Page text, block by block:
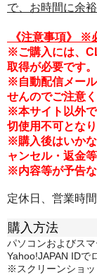
で、お時間に余
《注意事項》
※
※ご購入には、
取得が必要です。
※自動配信メー
せんのでご注意く
※本サイト以外
切使用不可とな
※購入後はいか
ャンセル・返金
※内容等が予告な
定休日、営業時間
購入方法
パソコンおよびスマ
Yahoo!JAPAN IDで
※スクリーンショ